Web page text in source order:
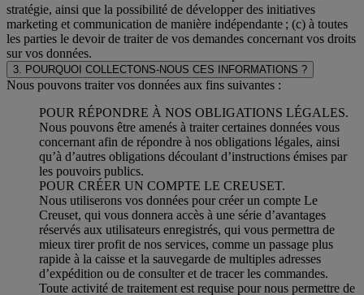
stratégie, ainsi que la possibilité de développer des initiatives
marketing et communication de manière indépendante ; (c) à toutes
les parties le devoir de traiter de vos demandes concernant vos droits
sur vos données.
3. POURQUOI COLLECTONS-NOUS CES INFORMATIONS ?
Nous pouvons traiter vos données aux fins suivantes :
POUR RÉPONDRE À NOS OBLIGATIONS LÉGALES.
Nous pouvons être amenés à traiter certaines données vous
concernant afin de répondre à nos obligations légales, ainsi
qu’à d’autres obligations découlant d’instructions émises par
les pouvoirs publics.
POUR CRÉER UN COMPTE LE CREUSET.
Nous utiliserons vos données pour créer un compte Le
Creuset, qui vous donnera accès à une série d’avantages
réservés aux utilisateurs enregistrés, qui vous permettra de
mieux tirer profit de nos services, comme un passage plus
rapide à la caisse et la sauvegarde de multiples adresses
d’expédition ou de consulter et de tracer les commandes.
Toute activité de traitement est requise pour nous permettre de